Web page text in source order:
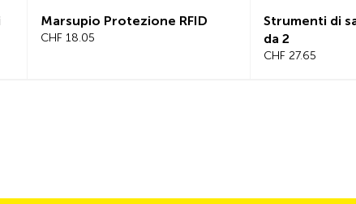
Marsupio Protezione RFID
CHF 18.05
Strumenti di
da 2
CHF 27.65